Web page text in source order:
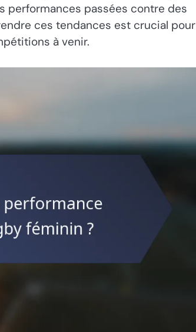
performances passées contre des
ces tendances est crucial
à venir.